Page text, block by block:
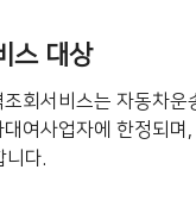
스 대상
회서비스는 자동차운
여사업자에 한정되
니다.